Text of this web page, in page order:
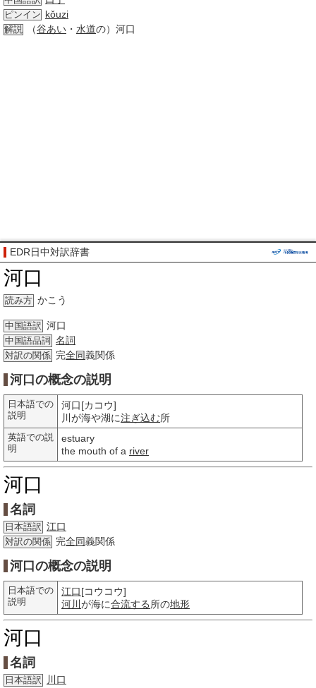
ピンイン kǒuzi
解説 （谷あい ・ 水道の）河口
EDR日中対訳辞書
河口
読み方 かこう
中国語訳 河口
中国語品詞 名詞
対訳の関係 完全同義関係
河口の概念の説明
日本語での
説明
河口[カコウ]
川が海や湖に注ぎ込む所
英語での説
明
estuary
the mouth of a river
河口
名詞
日本語訳 江口
対訳の関係 完全同義関係
河口の概念の説明
日本語での
説明
江口[コウコウ]
河川 が海に合流する所の地形
河口
名詞
日本語訳 川口